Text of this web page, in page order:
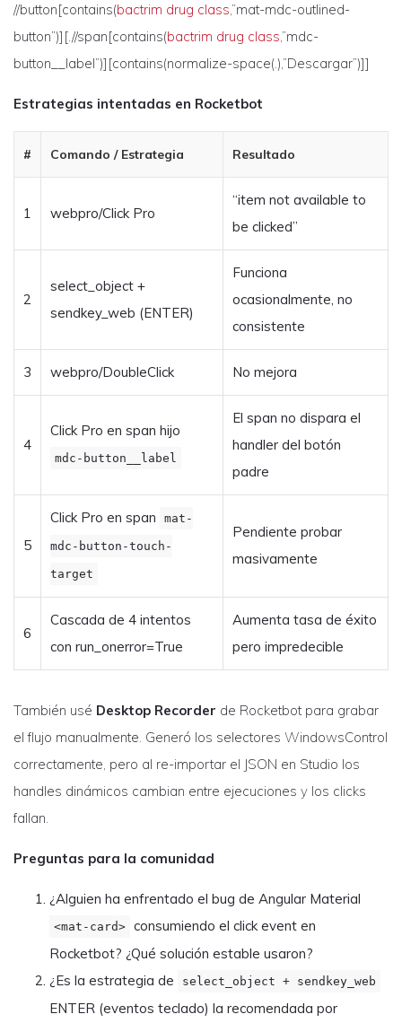
//button[contains(bactrim drug class,”mat-mdc-outlined-
button”)][.//span[contains(bactrim drug class,”mdc-
button__label”)][contains(normalize-space(.),”Descargar”)]]
Estrategias intentadas en Rocketbot
# Comando / Estrategia Resultado
1 webpro/Click Pro
“item not available to
be clicked”
2
select_object +
sendkey_web (ENTER)
Funciona
ocasionalmente, no
consistente
3 webpro/DoubleClick No mejora
4
Click Pro en span hijo
mdc-button__label
El span no dispara el
handler del botón
padre
5
Click Pro en span mat-
mdc-button-touch-
target
Pendiente probar
masivamente
6
Cascada de 4 intentos
con run_onerror=True
Aumenta tasa de éxito
pero impredecible
También usé Desktop Recorder de Rocketbot para grabar
el flujo manualmente. Generó los selectores WindowsControl
correctamente, pero al re-importar el JSON en Studio los
handles dinámicos cambian entre ejecuciones y los clicks
fallan.
Preguntas para la comunidad
¿Alguien ha enfrentado el bug de Angular Material
<mat-card> consumiendo el click event en
Rocketbot? ¿Qué solución estable usaron?
¿Es la estrategia de
select_object + sendkey_web
ENTER (eventos teclado) la recomendada por